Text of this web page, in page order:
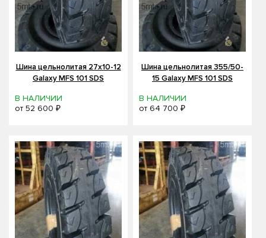
Шина цельнолитая 27x10-12
Galaxy MFS 101 SDS
В НАЛИЧИИ
от 52 600 ₽
Шина цельнолитая 355/50-
15 Galaxy MFS 101 SDS
В НАЛИЧИИ
от64 700 ₽